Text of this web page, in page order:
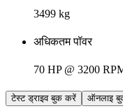
3499 kg
अधिकतम पॉवर
70 HP @ 3200
टेस्ट ड्राइव बुक करें ऑनलाइ